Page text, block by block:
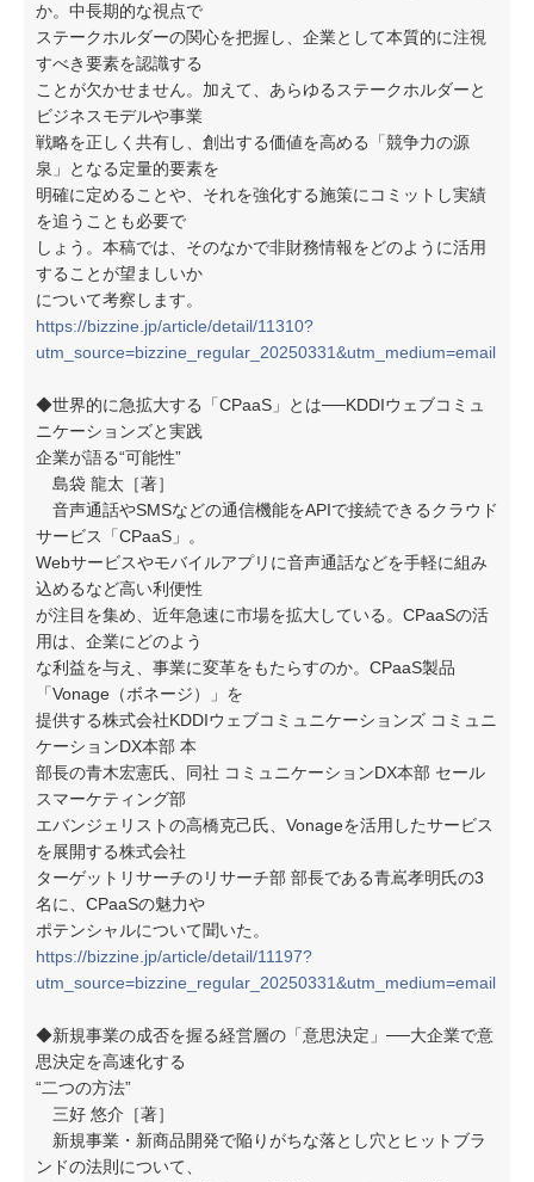
か。中長期的な視点で
ステークホルダーの関心を把握し、企業として本質的に注視
すべき要素を認識する
ことが欠かせません。加えて、あらゆるステークホルダーと
ビジネスモデルや事業
戦略を正しく共有し、創出する価値を高める「競争力の源
泉」となる定量的要素を
明確に定めることや、それを強化する施策にコミットし実績
を追うことも必要で
しょう。本稿では、そのなかで非財務情報をどのように活用
することが望ましいか
について考察します。
https://bizzine.jp/article/detail/11310?
utm_source=bizzine_regular_20250331&utm_medium=email
◆世界的に急拡大する「CPaaS」とは──KDDIウェブコミュ
ニケーションズと実践
企業が語る“可能性”
島袋 龍太［著］
音声通話やSMSなどの通信機能をAPIで接続できるクラウド
サービス「CPaaS」。
Webサービスやモバイルアプリに音声通話などを手軽に組み
込めるなど高い利便性
が注目を集め、近年急速に市場を拡大している。CPaaSの活
用は、企業にどのよう
な利益を与え、事業に変革をもたらすのか。CPaaS製品
「Vonage（ボネージ）」を
提供する株式会社KDDIウェブコミュニケーションズ コミュニ
ケーションDX本部 本
部長の青木宏憲氏、同社 コミュニケーションDX本部 セール
スマーケティング部
エバンジェリストの高橋克己氏、Vonageを活用したサービス
を展開する株式会社
ターゲットリサーチのリサーチ部 部長である青嶌孝明氏の3
名に、CPaaSの魅力や
ポテンシャルについて聞いた。
https://bizzine.jp/article/detail/11197?
utm_source=bizzine_regular_20250331&utm_medium=email
◆新規事業の成否を握る経営層の「意思決定」──大企業で意
思決定を高速化する
“二つの方法”
三好 悠介［著］
新規事業・新商品開発で陥りがちな落とし穴とヒットブラ
ンドの法則について、